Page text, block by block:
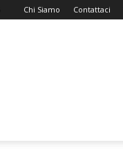
Chi Siamo Contattaci